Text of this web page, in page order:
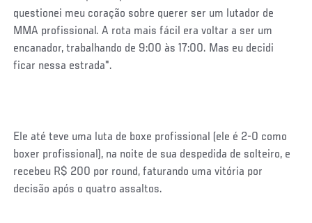
questionei meu coração sobre querer ser um lutador de
MMA profissional. A rota mais fácil era voltar a ser um
encanador, trabalhando de 9:00 às 17:00. Mas eu decidi
ficar nessa estrada".
Ele até teve uma luta de boxe profissional (ele é 2-0 como
boxer profissional), na noite de sua despedida de solteiro, e
recebeu R$ 200 por round, faturando uma vitória por
decisão após o quatro assaltos.